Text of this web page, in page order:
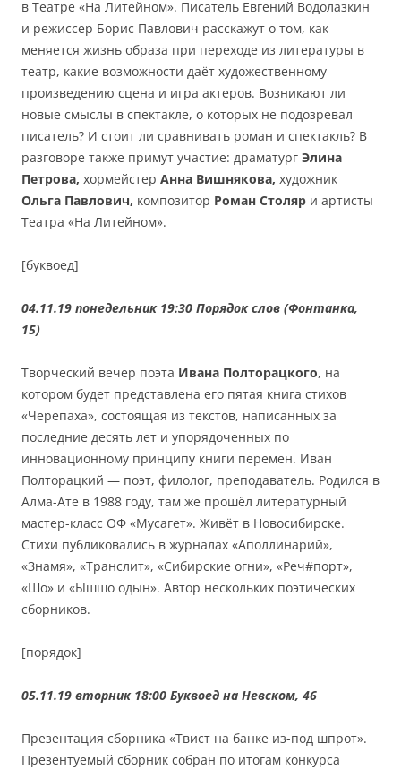
в Театре «На Литейном». Писатель Евгений Водолазкин
и режиссер Борис Павлович расскажут о том, как
меняется жизнь образа при переходе из литературы в
театр, какие возможности даёт художественному
произведению сцена и игра актеров. Возникают ли
новые смыслы в спектакле, о которых не подозревал
писатель? И стоит ли сравнивать роман и спектакль? В
разговоре также примут участие: драматург Элина
Петрова, хормейстер Анна Вишнякова, художник
Ольга Павлович, композитор Роман Столяр и артисты
Театра «На Литейном».
[буквоед]
04.11.19 понедельник 19:30 Порядок слов (Фонтанка,
15)
Творческий вечер поэта Ивана Полторацкого, на
котором будет представлена его пятая книга стихов
«Черепаха», состоящая из текстов, написанных за
последние десять лет и упорядоченных по
инновационному принципу книги перемен. Иван
Полторацкий — поэт, филолог, преподаватель. Родился в
Алма-Ате в 1988 году, там же прошёл литературный
мастер-класс ОФ «Мусагет». Живёт в Новосибирске.
Стихи публиковались в журналах «Аполлинарий»,
«Знамя», «Транслит», «Сибирские огни», «Реч#порт»,
«Шо» и «Ышшо одын». Автор нескольких поэтических
сборников.
[порядок]
05.11.19 вторник 18:00 Буквоед на Невском, 46
Презентация сборника «Твист на банке из-под шпрот».
Презентуемый сборник собран по итогам конкурса